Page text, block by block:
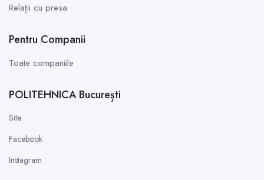
Relații cu presa
Pentru Companii
Toate companiile
POLITEHNICA București
Site
Facebook
Instagram